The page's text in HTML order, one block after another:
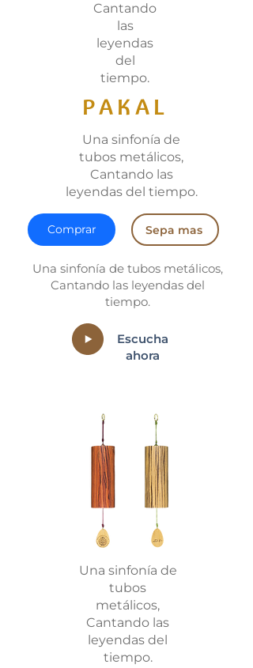
PAKAL
Cantando
las
leyendas
del
tiempo.
Una sinfonía de
tubos metálicos,
Cantando las
leyendas del tiempo.
Comprar Sepa mas
Una sinfonía de tubos metálicos,
Cantando las leyendas del
tiempo.
Escucha
ahora
Una sinfonía de
tubos
metálicos,
Cantando las
leyendas del
tiempo.